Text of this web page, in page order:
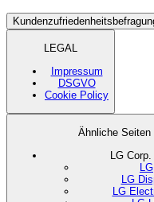
LEGAL
Impressum
DSGVO
Cookie Policy
Ähnliche Seiten
LG Corp.
LG
LG
LG